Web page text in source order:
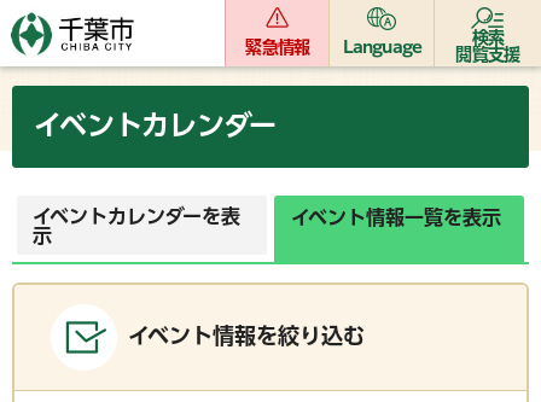
緊急情報 Language
検索
閲覧支援
イベントカレンダー
イベントカレンダーを表
示
イベント情報一覧を表示
イベント情報を絞り込む